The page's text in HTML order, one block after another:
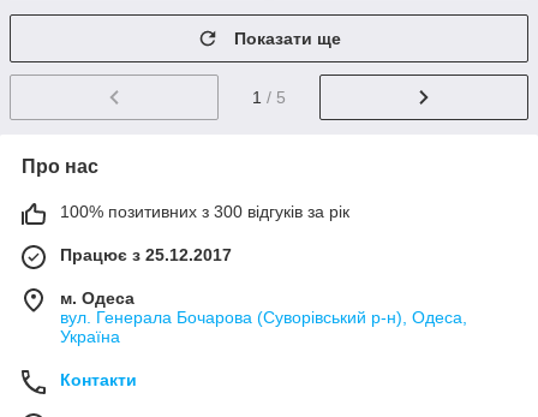
Показати ще
1 / 5
Про нас
100% позитивних з 300 відгуків за рік
Працює з 25.12.2017
м. Одеса
вул. Генерала Бочарова (Суворівський р-н), Одеса,
Україна
Контакти